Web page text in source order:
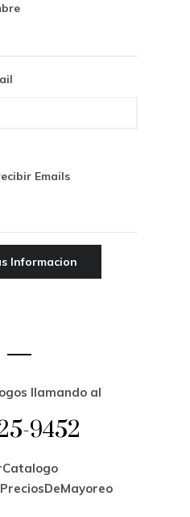
Emails
llamando al
9452